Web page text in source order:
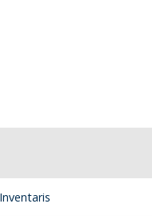
Inventaris